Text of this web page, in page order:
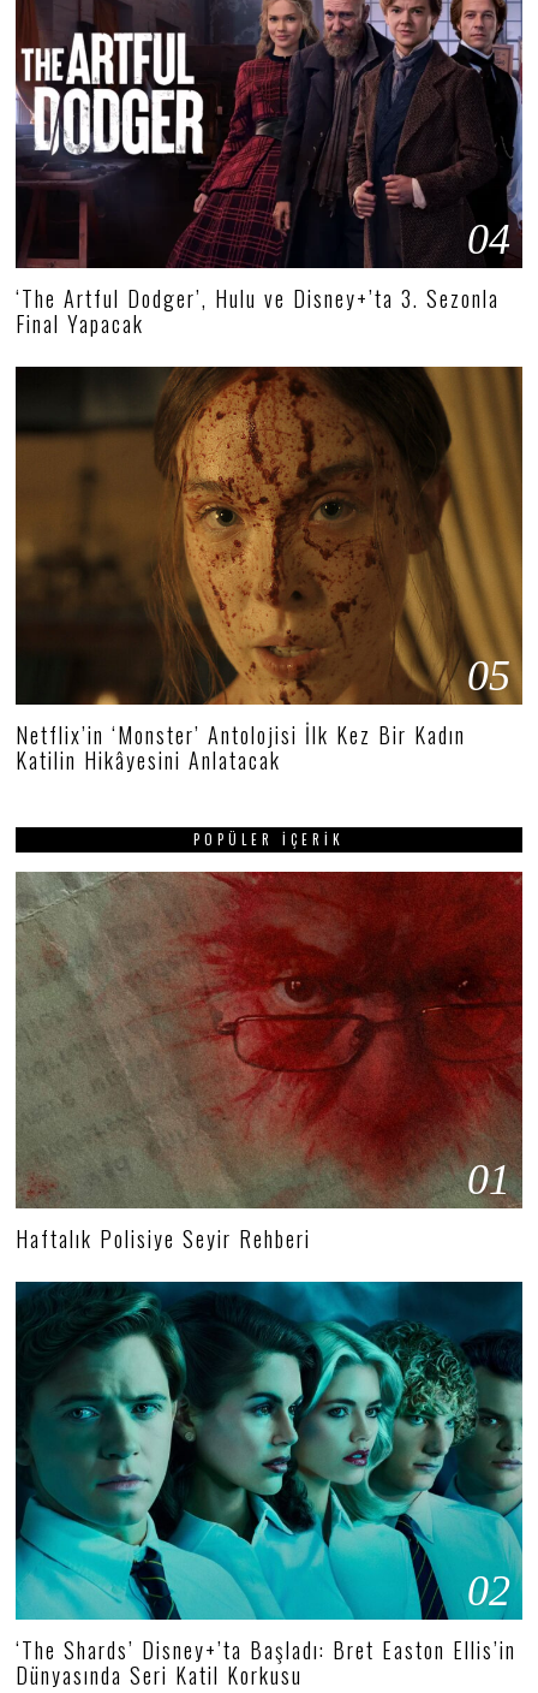
04
‘The Artful Dodger’, Hulu ve Disney+’ta 3. Sezonla
Final Yapacak
05
Netflix’in ‘Monster’ Antolojisi İlk Kez Bir Kadın
Katilin Hikâyesini Anlatacak
POPÜLER İÇERIK
01
Haftalık Polisiye Seyir Rehberi
02
‘The Shards’ Disney+’ta Başladı: Bret Easton Ellis’in
Dünyasında Seri Katil Korkusu